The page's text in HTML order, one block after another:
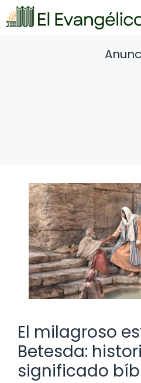
Saltar
al
El milagroso
Betesda:
significado